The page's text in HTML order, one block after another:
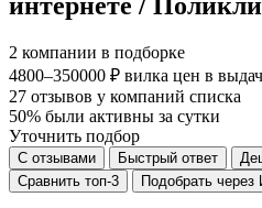
2 компании в подборке
4800–350000 ₽ вилка цен в
27 отзывов у компаний списка
50% были активны за сутки
Уточнить подбор
С отзывами Быстрый ответ
Сравнить топ-3
Подобрать через